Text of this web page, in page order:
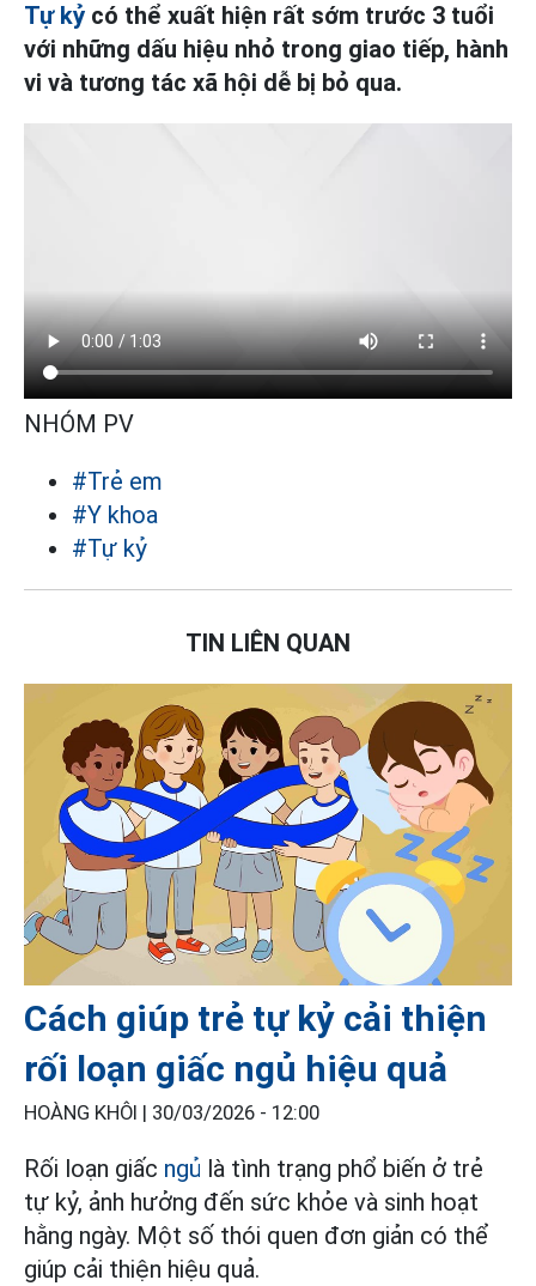
Tự kỷ có thể xuất hiện rất sớm trước 3 tuổi
với những dấu hiệu nhỏ trong giao tiếp, hành
vi và tương tác xã hội dễ bị bỏ qua.
NHÓM PV
#Trẻ em
#Y khoa
#Tự kỷ
TIN LIÊN QUAN
Cách giúp trẻ tự kỷ cải thiện
rối loạn giấc ngủ hiệu quả
HOÀNG KHÔI | 30/03/2026 - 12:00
Rối loạn giấc ngủ là tình trạng phổ biến ở trẻ
tự kỷ, ảnh hưởng đến sức khỏe và sinh hoạt
hằng ngày. Một số thói quen đơn giản có thể
giúp cải thiện hiệu quả.